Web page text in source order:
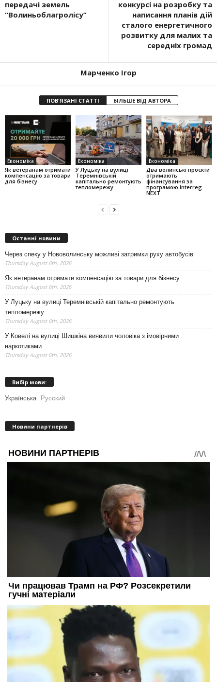
передачі земель
“Волиньоблагролісу”
конкурсі на розробку та
написання планів дій
сталого енергетичного
розвитку для малих та
середніх громад
Марченко Ігор
ПОВ'ЯЗАНІ СТАТТІ БІЛЬШЕ ВІД АВТОРА
Економіка
Як ветеранам отримати
компенсацію за товари
для бізнесу
Економіка
У Луцьку на вулиці
Теремнівській
капітально ремонтують
тепломережу
Економіка
Два волинські проєкти
отримають
фінансування за
програмою Interreg
NEXT
Останні новини
Через спеку у Нововолинську можливі затримки руху автобусів
Thursday August 6th, 2026
Як ветеранам отримати компенсацію за товари для бізнесу
Thursday August 6th, 2026
У Луцьку на вулиці Теремнівській капітально ремонтують
тепломережу
Thursday August 6th, 2026
У Ковелі на вулиці Шишкіна виявили чоловіка з імовірними
наркотиками
Thursday August 6th, 2026
Вибір мови:
Українська Русский
Новини партнерів